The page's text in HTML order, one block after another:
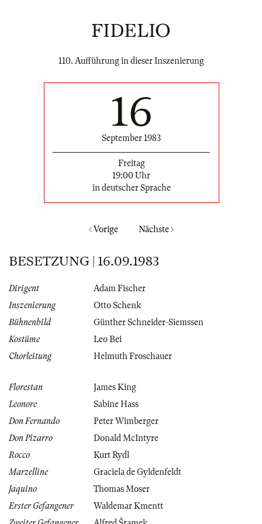
FIDELIO
110. Aufführung in dieser Inszenierung
16
September 1983
Freitag
19:00 Uhr
in deutscher Sprache
Vorige Nächste
BESETZUNG | 16.09.1983
Dirigent
Adam Fischer
Inszenierung
Otto Schenk
Bühnenbild
Günther Schneider-Siemssen
Kostüme
Leo Bei
Chorleitung
Helmuth Froschauer
Florestan
James King
Leonore
Sabine Hass
Don Fernando
Peter Wimberger
Don Pizarro
Donald McIntyre
Rocco
Kurt Rydl
Marzelline
Graciela de Gyldenfeldt
Jaquino
Thomas Moser
Erster Gefangener
Waldemar Kmentt